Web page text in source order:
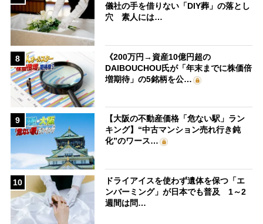
儀社の手を借りない「DIY葬」の落とし
穴 素人には…
8
《200万円→資産10億円超の
DAIBOUCHOU氏が「年末までに株価倍
増期待」の5銘柄を公…
9
【大阪の不動産価格「危ない駅」ラン
キング】“中古マンション売れ行き鈍
化”のワース…
10
ドライアイスを使わず遺体を保つ「エ
ンバーミング」が日本でも普及 1～2
週間は問…